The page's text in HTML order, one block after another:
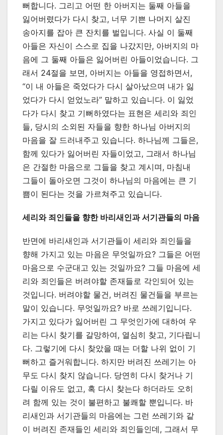
뻐합니다. 그리고 어떤 한 아버지는 둘째 아들을
잃어버렸다가 다시 찾고, 너무 기쁜 나머지 살진
송아지를 잡아 큰 잔치를 벌입니다. 사실 이 둘째
아들은 자신이 스스로 집을 나갔지만, 아버지의 마
음에 그 둘째 아들은 잃어버린 아들이었습니다. 그
래서 24절을 보면, 아버지는 아들을 영접하면서,
“이 내 아들은 죽었다가 다시 살아났으며 내가 잃
었다가 다시 얻었노라” 말하고 있습니다. 이 잃었
다가 다시 찾고 기뻐하였다는 표현은 세리와 죄인
들, 당시의 소외된 자들을 향한 하나님 아버지의
마음을 잘 드러내주고 있습니다. 하나님께 그들은,
함께 있다가 잃어버린 자들이었고, 그래서 하나님
은 간절한 마음으로 그들을 찾고 계시며, 마침내
그들이 돌아오면 그것이 하나님의 마음에는 큰 기
쁨이 된다는 것을 가르쳐주고 있습니다.
세리와 죄인들을 향한 바리새인과 서기관들의 마음
반면에 바리새인과 서기관들이 세리와 죄인들을
향해 가지고 있는 마음은 무엇일까요? 그들은 어떤
마음으로 수군대고 있는 것일까요? 그들 마음에 세
리와 죄인들은 버려야할 존재들로 각인되어 있는
것입니다. 버려야할 물건, 버려진 물건들을 부르는
말이 있습니다. 무엇일까요? 바로 쓰레기입니다.
가지고 있다가 잃어버린 그 무엇인가에 대하여 우
리는 다시 찾기를 갈망하여, 열심히 찾고, 기다립니
다. 그렇기에 다시 찾았을 때는 더할 나위 없이 기
뻐하고 즐거워합니다. 하지만 버려진 쓰레기는 아
무도 다시 찾지 않습니다. 당연히 다시 찾거나 기
다릴 이유도 없고, 혹 다시 찾는다 하더라도 오히
려 함께 있는 것이 불편하고 불쾌할 뿐입니다. 바
리새인과 서기관들의 마음에는 그런 쓰레기와 같
이 버려진 존재들인 세리와 죄인들인데, 그래서 무